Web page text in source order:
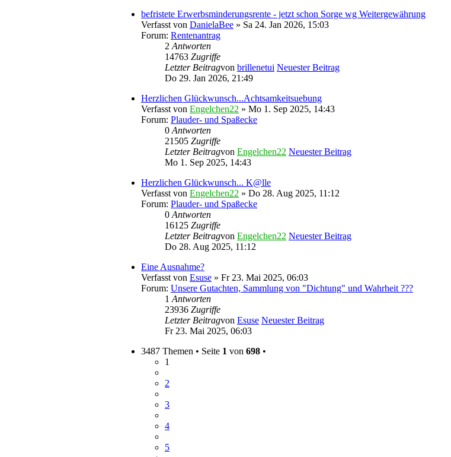
befristete Erwerbsminderungsrente - jetzt schon Sorge wg Weitergewährung
Verfasst von DanielaBee » Sa 24. Jan 2026, 15:03
Forum: Rentenantrag
2 Antworten
14763 Zugriffe
Letzter Beitragvon brillenetui Neuester Beitrag
Do 29. Jan 2026, 21:49
Herzlichen Glückwunsch...Achtsamkeitsuebung
Verfasst von Engelchen22 » Mo 1. Sep 2025, 14:43
Forum: Plauder- und Spaßecke
0 Antworten
21505 Zugriffe
Letzter Beitragvon Engelchen22 Neuester Beitrag
Mo 1. Sep 2025, 14:43
Herzlichen Glückwunsch... K@lle
Verfasst von Engelchen22 » Do 28. Aug 2025, 11:12
Forum: Plauder- und Spaßecke
0 Antworten
16125 Zugriffe
Letzter Beitragvon Engelchen22 Neuester Beitrag
Do 28. Aug 2025, 11:12
Eine Ausnahme?
Verfasst von Esuse » Fr 23. Mai 2025, 06:03
Forum: Unsere Gutachten, Sammlung von "Dichtung" und Wahrheit ???
1 Antworten
23936 Zugriffe
Letzter Beitragvon Esuse Neuester Beitrag
Fr 23. Mai 2025, 06:03
3487 Themen • Seite 1 von 698 •
1
2
3
4
5